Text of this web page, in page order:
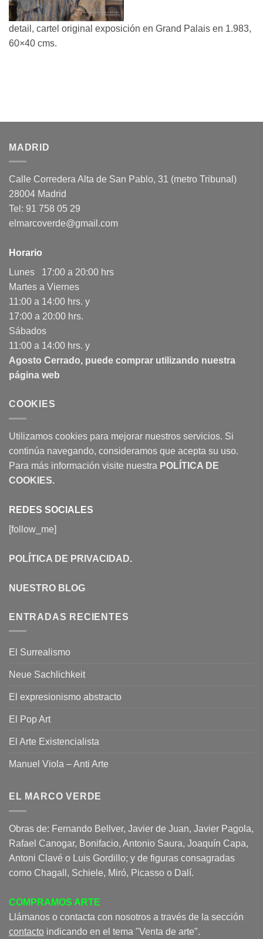
detail, cartel original exposición en Grand Palais en 1.983,
60×40 cms.
MADRID
Calle Corredera Alta de San Pablo, 31 (metro Tribunal)
28004 Madrid
Tel: 91 758 05 29
elmarcoverde@gmail.com
Horario
Lunes 17:00 a 20:00 hrs
Martes a Viernes
11:00 a 14:00 hrs. y
17:00 a 20:00 hrs.
Sábados
11:00 a 14:00 hrs. y
Agosto Cerrado, puede comprar utilizando nuestra
página web
COOKIES
Utilizamos cookies para mejorar nuestros servicios. Si
continúa navegando, consideramos que acepta su uso.
Para más información visite nuestra POLÍTICA DE
COOKIES.
REDES SOCIALES
[follow_me]
POLÍTICA DE PRIVACIDAD.
NUESTRO BLOG
ENTRADAS RECIENTES
El Surrealismo
Neue Sachlichkeit
El expresionismo abstracto
El Pop Art
El Arte Existencialista
Manuel Viola – Anti Arte
EL MARCO VERDE
Obras de: Fernando Bellver, Javier de Juan, Javier Pagola,
Rafael Canogar, Bonifacio, Antonio Saura, Joaquín Capa,
Antoni Clavé o Luis Gordillo; y de figuras consagradas
como Chagall, Schiele, Miró, Picasso o Dalí.
COMPRAMOS ARTE
Llámanos o contacta con nosotros a través de la sección
contacto indicando en el tema "Venta de arte".